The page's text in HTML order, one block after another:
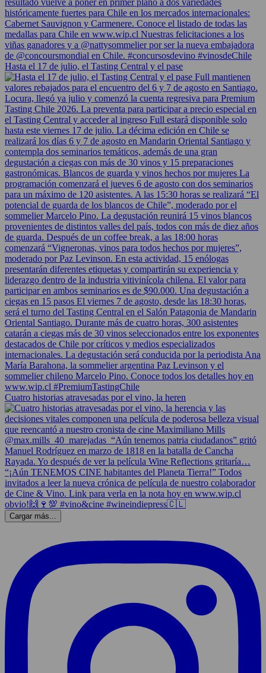
Hasta el 17 de julio, el Tasting Central y el pase
Cuatro historias atravesadas por el vino, la heren
Cargar más...